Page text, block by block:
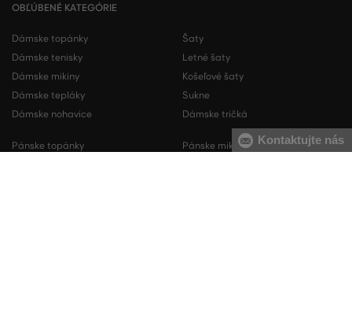
OBĽÚBENÉ KATEGÓRIE
Dámske topánky
Dámske tenisky
Dámske mikiny
Dámske tepláky
Dámske nohavice
Šaty
Letné šaty
Košeľové šaty
Sukne
Dámske tričká
Pánske topánky
Pánske mikiny
Kontaktujte nás